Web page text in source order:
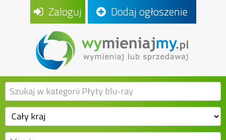
Zaloguj Dodaj ogłoszenie